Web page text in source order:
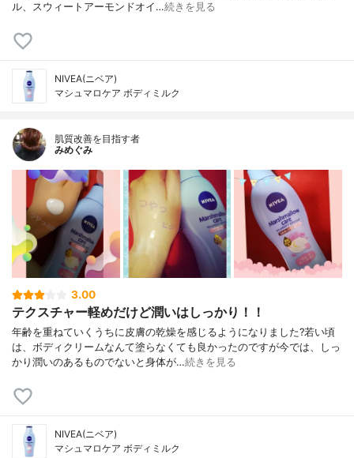
ル、スウィートアーモンドオイ…続きを見る
NIVEA(ニベア)
マシュマロケア ボディミルク
肌質改善を目指す者
みめぐみ
3.00
テクスチャー軽めだけど潤いはしっかり！！
年齢を重ねていくうちに皮膚の乾燥を感じるようになりました?若い頃
は、ボディクリームなんて塗らなくても良かったのですが今では、しっ
かり潤いのあるものでないと身体が…続きを見る
NIVEA(ニベア)
マシュマロケア ボディミルク